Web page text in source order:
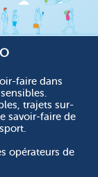
faire dans
trajets sur-
savoir-faire de
opérateurs de